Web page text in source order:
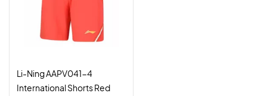
Li-Ning AAPV041-4
International Shorts Red